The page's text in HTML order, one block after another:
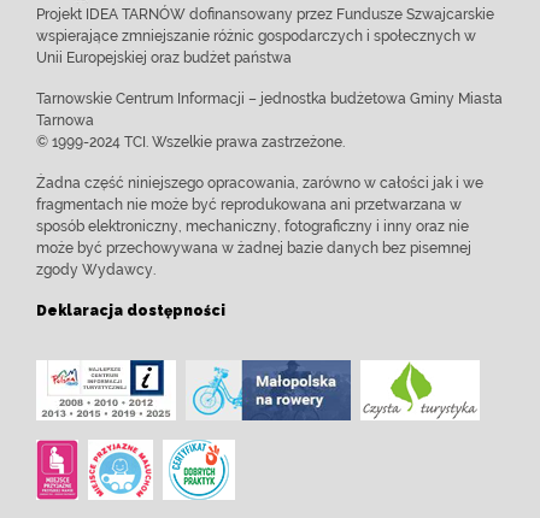
Projekt IDEA TARNÓW dofinansowany przez Fundusze Szwajcarskie
wspierające zmniejszanie różnic gospodarczych i społecznych w
Unii Europejskiej oraz budżet państwa
Tarnowskie Centrum Informacji – jednostka budżetowa Gminy Miasta
Tarnowa
© 1999-2024 TCI. Wszelkie prawa zastrzeżone.
Żadna część niniejszego opracowania, zarówno w całości jak i we
fragmentach nie może być reprodukowana ani przetwarzana w
sposób elektroniczny, mechaniczny, fotograficzny i inny oraz nie
może być przechowywana w żadnej bazie danych bez pisemnej
zgody Wydawcy.
Deklaracja dostępności